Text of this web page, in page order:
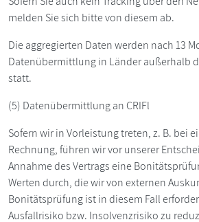
melden Sie sich bitte von diesem ab.
Die aggregierten Daten werden nach 13
Datenübermittlung in Länder außerhalb
statt.
(5) Datenübermittlung an CRIFl
Sofern wir in Vorleistung treten, z. B. bei
Rechnung, führen wir vor unserer
Annahme des Vertrags eine
Werten durch, die wir von externen
Bonitätsprüfung ist in diesem Fall
Ausfallrisiko bzw. Insolvenzrisiko zu